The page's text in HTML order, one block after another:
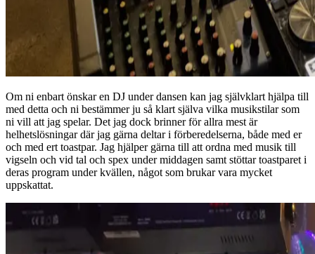
Om ni enbart önskar en DJ under dansen kan jag självklart hjälpa till
med detta och ni bestämmer ju så klart själva vilka musikstilar som
ni vill att jag spelar. Det jag dock brinner för allra mest är
helhetslösningar där jag gärna deltar i förberedelserna, både med er
och med ert toastpar. Jag hjälper gärna till att ordna med musik till
vigseln och vid tal och spex under middagen samt stöttar toastparet i
deras program under kvällen, något som brukar vara mycket
uppskattat.